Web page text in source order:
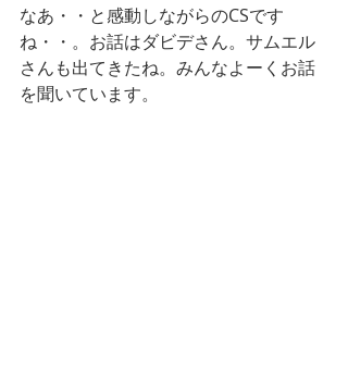
なあ・・と感動しながらのCSです
ね・・。お話はダビデさん。サムエル
さんも出てきたね。みんなよーくお話
を聞いています。